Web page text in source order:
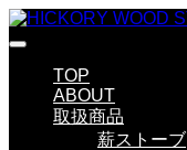
TOP
ABOUT
取扱商品
薪ストーブ